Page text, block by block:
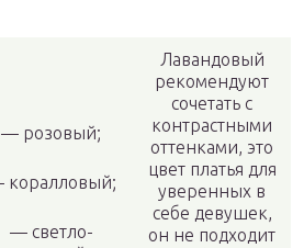
— розовый;
— светло-
Лавандовый
рекомендуют
сочетать с
контрастными
оттенками, это
цвет платья для
уверенных в
себе девушек,
он не подходит